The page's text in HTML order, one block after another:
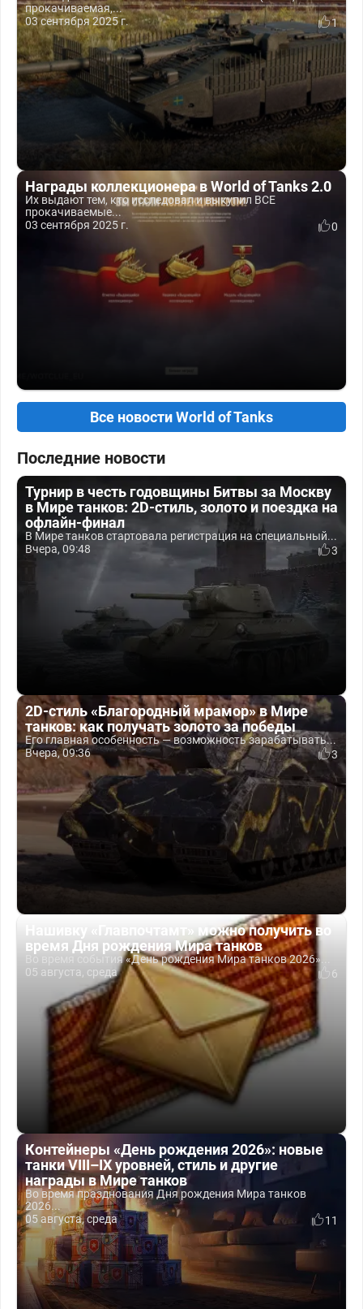
прокачиваемая,...
03 сентября 2025 г.
1
Награды коллекционера в World of Tanks 2.0
Их выдают тем, кто исследовал и выкупил ВСЕ
прокачиваемые...
03 сентября 2025 г.
0
Все новости World of Tanks
Последние новости
Турнир в честь годовщины Битвы за Москву
в Мире танков: 2D-стиль, золото и поездка на
офлайн-финал
В Мире танков стартовала регистрация на специальный...
Вчера, 09:48
3
2D-стиль «Благородный мрамор» в Мире
танков: как получать золото за победы
Его главная особенность — возможность зарабатывать...
Вчера, 09:36
3
Нашивку «Главпочтамт» можно получить во
время Дня рождения Мира танков
Во время события «День рождения Мира танков 2026»...
05 августа, среда
6
Контейнеры «День рождения 2026»: новые
танки VIII–IX уровней, стиль и другие
награды в Мире танков
Во время празднования Дня рождения Мира танков
2026...
05 августа, среда
11